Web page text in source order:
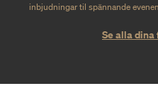
inbjudningar til spännande
Se alla